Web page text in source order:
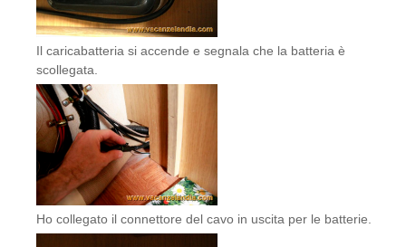
Il caricabatteria si accende e segnala che la batteria è
scollegata.
Ho collegato il connettore del cavo in uscita per le batterie.